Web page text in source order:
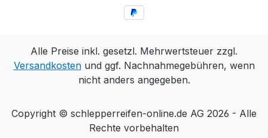
Alle Preise inkl. gesetzl. Mehrwertsteuer zzgl.
Versandkostenund ggf. Nachnahmegebühren, wenn
nicht anders angegeben.
Copyright © schlepperreifen-online.de AG 2026 - Alle
Rechte vorbehalten